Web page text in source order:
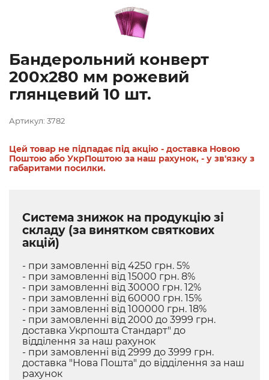
Бандерольний конверт
200х280 мм рожевий
глянцевий 10 шт.
Артикул: 3782
Цей товар не підпадає під акцію - доставка Новою
Поштою або УкрПоштою за наш рахунок, - у зв'язку з
габаритами посилки.
Система знижок на продукцію зі
складу (за винятком святкових
акцій)
- при замовленні від 4250 грн. 5%
- при замовленні від 15000 грн. 8%
- при замовленні від 30000 грн. 12%
- при замовленні від 60000 грн. 15%
- при замовленні від 100000 грн. 18%
- при замовленні від 2000 до 3999 грн.
доставка Укрпошта Стандарт" до
відділення за наш рахунок
- при замовленні від 2999 до 3999 грн.
доставка "Нова Пошта" до відділення за наш
рахунок